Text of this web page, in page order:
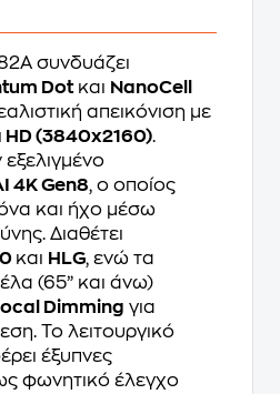
συνδυάζει
Dotκαι NanoCell
απεικόνιση με
HD (3840x2160).
4K Gen8, ο οποίος
και ήχο μέσω
Διαθέτει
και HLG, ενώ τα
(65” και άνω)
Dimming για
Το λειτουργικό
έξυπνες
φωνητικό έλεγχο